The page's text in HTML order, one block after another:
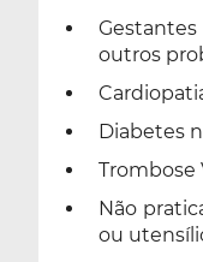
outros
Diabetes
Trombose
Não
ou